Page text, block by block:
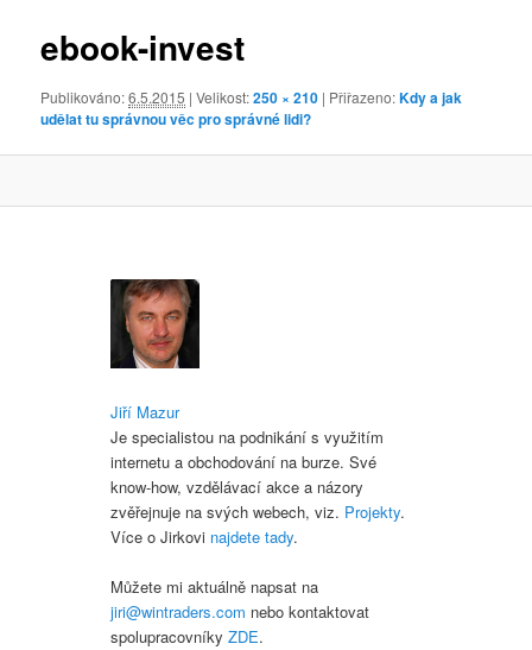
ebook-invest
Publikováno:6.5.2015 | Velikost:250 × 210 | Přiřazeno:Kdy a jak
udělat tu správnou věc pro správné lidi?
Jiří Mazur
Je specialistou na podnikání s využitím
internetu a obchodování na burze. Své
know-how, vzdělávací akce a názory
zvěřejnuje na svých webech, viz. Projekty.
Více o Jirkovi najdete tady.
Můžete mi aktuálně napsat na
jiri@wintraders.com nebo kontaktovat
spolupracovníkyZDE.